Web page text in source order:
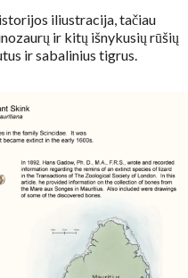
iliustracija, tačiau
ir kitų išnykusių rūšių
ir sabalinius tigrus.